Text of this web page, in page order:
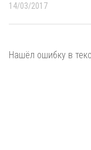
14/03/2017
Нашёл ошибку в